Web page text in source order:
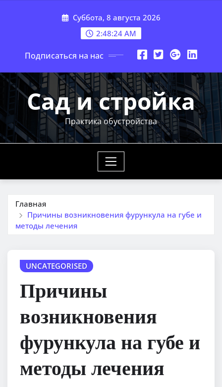
Суббота, 8 августа 2026
2:48:25 AM
Подписаться на нас
Сад и стройка
Практика обустройства
Главная
Причины возникновения фурункула на губе и
методы лечения
UNCATEGORISED
Причины
возникновения
фурункула на губе и
методы лечения